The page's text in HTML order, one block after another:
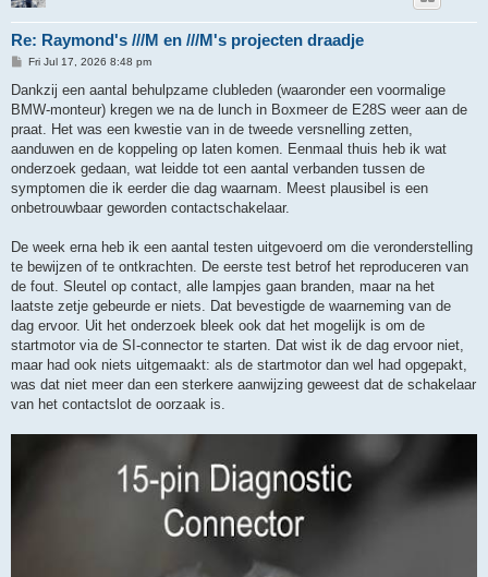
Re: Raymond's ///M en ///M's projecten draadje
P
s
Fri Jul 17, 2026 8:48 pm
Dankzij een aantal behulpzame clubleden (waaronder een voormalige
BMW-monteur) kregen we na de lunch in Boxmeer de E28S weer aan de
praat. Het was een kwestie van in de tweede versnelling zetten,
aanduwen en de koppeling op laten komen. Eenmaal thuis heb ik wat
onderzoek gedaan, wat leidde tot een aantal verbanden tussen de
symptomen die ik eerder die dag waarnam. Meest plausibel is een
onbetrouwbaar geworden contactschakelaar.
De week erna heb ik een aantal testen uitgevoerd om die veronderstelling
te bewijzen of te ontkrachten. De eerste test betrof het reproduceren van
de fout. Sleutel op contact, alle lampjes gaan branden, maar na het
laatste zetje gebeurde er niets. Dat bevestigde de waarneming van de
dag ervoor. Uit het onderzoek bleek ook dat het mogelijk is om de
startmotor via de SI-connector te starten. Dat wist ik de dag ervoor niet,
maar had ook niets uitgemaakt: als de startmotor dan wel had opgepakt,
was dat niet meer dan een sterkere aanwijzing geweest dat de schakelaar
van het contactslot de oorzaak is.